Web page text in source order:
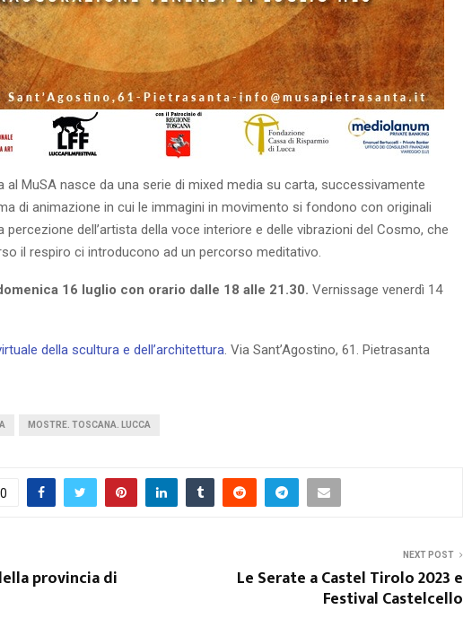
al MuSA nasce da una serie di mixed media su carta, successivamente
di animazione in cui le immagini in movimento si fondono con originali
percezione dell’artista della voce interiore e delle vibrazioni del Cosmo, che
il respiro ci introducono ad un percorso meditativo.
16 luglio con orario dalle 18 alle 21.30. Vernissage venerdì 14
della scultura e dell’architettura . Via Sant’Agostino, 61. Pietrasanta
MOSTRE. TOSCANA. LUCCA
0
provincia di
NEXT POST
Le Serate a Castel Tirolo 2023 e
Festival Castelcello